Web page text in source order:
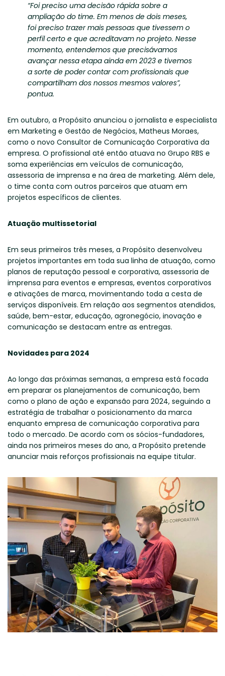
“Foi preciso uma decisão rápida sobre a
ampliação do time. Em menos de dois meses,
foi preciso trazer mais pessoas que tivessem o
perfil certo e que acreditavam no projeto. Nesse
momento, entendemos que precisávamos
avançar nessa etapa ainda em 2023 e tivemos
a sorte de poder contar com profissionais que
compartilham dos nossos mesmos valores”,
pontua.
Em outubro, a Propósito anunciou o jornalista e especialista
em Marketing e Gestão de Negócios, Matheus Moraes,
como o novo Consultor de Comunicação Corporativa da
empresa. O profissional até então atuava no Grupo RBS e
soma experiências em veículos de comunicação,
assessoria de imprensa e na área de marketing. Além dele,
o time conta com outros parceiros que atuam em
projetos específicos de clientes.
Atuação multissetorial
Em seus primeiros três meses, a Propósito desenvolveu
projetos importantes em toda sua linha de atuação, como
planos de reputação pessoal e corporativa, assessoria de
imprensa para eventos e empresas, eventos corporativos
e ativações de marca, movimentando toda a cesta de
serviços disponíveis. Em relação aos segmentos atendidos,
saúde, bem-estar, educação, agronegócio, inovação e
comunicação se destacam entre as entregas.
Novidades para 2024
Ao longo das próximas semanas, a empresa está focada
em preparar os planejamentos de comunicação, bem
como o plano de ação e expansão para 2024, seguindo a
estratégia de trabalhar o posicionamento da marca
enquanto empresa de comunicação corporativa para
todo o mercado. De acordo com os sócios-fundadores,
ainda nos primeiros meses do ano, a Propósito pretende
anunciar mais reforços profissionais na equipe titular.